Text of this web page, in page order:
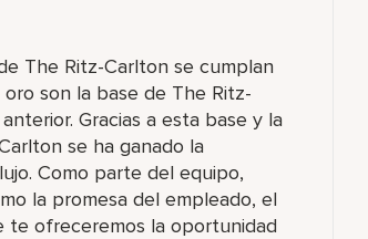
The Ritz-Carlton se cumplan
son la base de The Ritz-
Gracias a esta base y la
se ha ganado la
Como parte del equipo,
la promesa del empleado, el
te ofreceremos la oportunidad